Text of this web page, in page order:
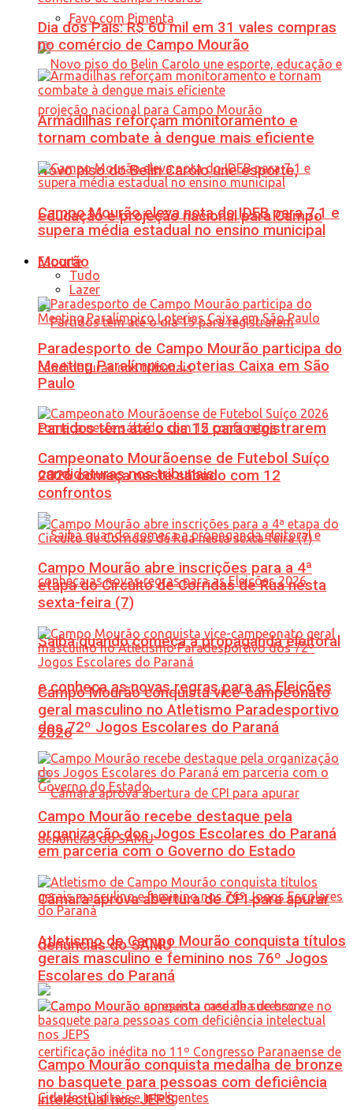
Favo com Pimenta
Novo piso do Belin Carolo une esporte,
educação e projeção nacional para Campo
Mourão
Partidos têm até o dia 15 para registrarem
candidaturas nos tribunais
Saiba quando começa a propaganda eleitoral
e conheça as novas regras para as Eleições
2026
Câmara aprova abertura de CPI para apurar
denúncias do SAMU
Dia dos Pais: R$ 60 mil em 31 vales compras
no comércio de Campo Mourão
Armadilhas reforçam monitoramento e
tornam combate à dengue mais eficiente
Campo Mourão eleva nota do IDEB para 7,1 e
supera média estadual no ensino municipal
Esporte
Tudo
Lazer
Paradesporto de Campo Mourão participa do
Meeting Paralímpico Loterias Caixa em São
Paulo
Campeonato Mourãoense de Futebol Suíço
2026 começa neste sábado com 12
confrontos
Campo Mourão abre inscrições para a 4ª
etapa do Circuito de Corridas de Rua nesta
sexta-feira (7)
Campo Mourão conquista vice-campeonato
geral masculino no Atletismo Paradesportivo
dos 72º Jogos Escolares do Paraná
Campo Mourão recebe destaque pela
organização dos Jogos Escolares do Paraná
em parceria com o Governo do Estado
Atletismo de Campo Mourão conquista títulos
gerais masculino e feminino nos 76º Jogos
Escolares do Paraná
Campo Mourão conquista medalha de bronze
no basquete para pessoas com deficiência
intelectual nos JEPS